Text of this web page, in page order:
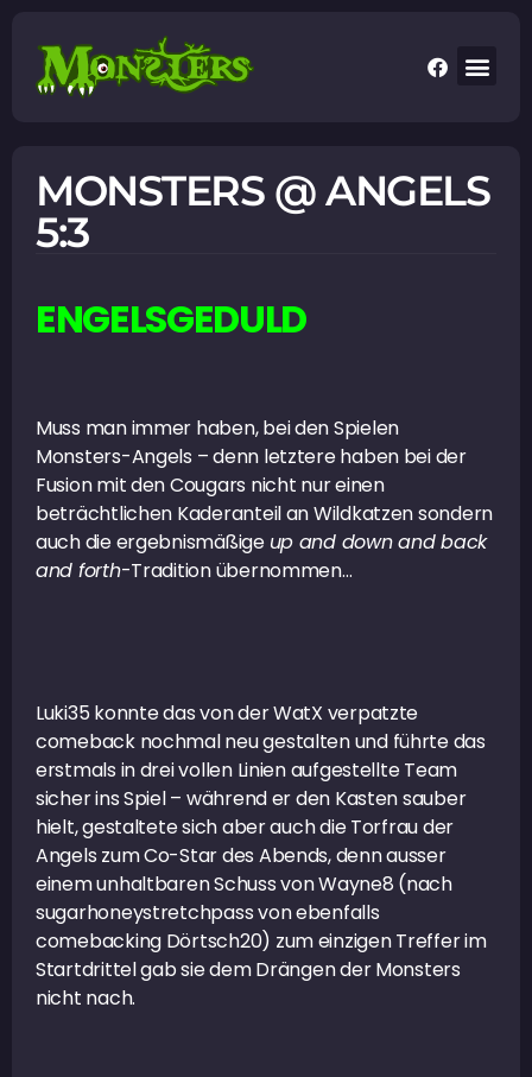
MONSTERS @ ANGELS
5:3
ENGELSGEDULD
Muss man immer haben, bei den Spielen
Monsters-Angels – denn letztere haben bei der
Fusion mit den Cougars nicht nur einen
beträchtlichen Kaderanteil an Wildkatzen sondern
auch die ergebnismäßige up and down and back
and forth-Tradition übernommen…
Luki35 konnte das von der WatX verpatzte
comeback nochmal neu gestalten und führte das
erstmals in drei vollen Linien aufgestellte Team
sicher ins Spiel – während er den Kasten sauber
hielt, gestaltete sich aber auch die Torfrau der
Angels zum Co-Star des Abends, denn ausser
einem unhaltbaren Schuss von Wayne8 (nach
sugarhoneystretchpass von ebenfalls
comebacking Dörtsch20) zum einzigen Treffer im
Startdrittel gab sie dem Drängen der Monsters
nicht nach.